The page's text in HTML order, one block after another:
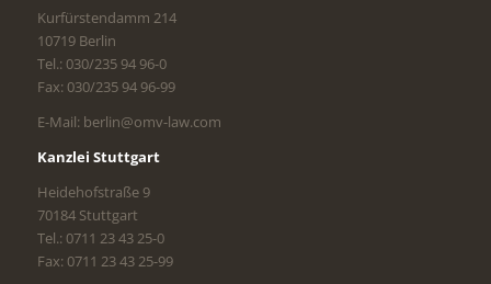
Kurfürstendamm 214
10719 Berlin
Tel.: 030/235 94 96-0
Fax: 030/235 94 96-99
E-Mail: berlin@omv-law.com
Kanzlei Stuttgart
Heidehofstraße 9
70184 Stuttgart
Tel.: 0711 23 43 25-0
Fax: 0711 23 43 25-99